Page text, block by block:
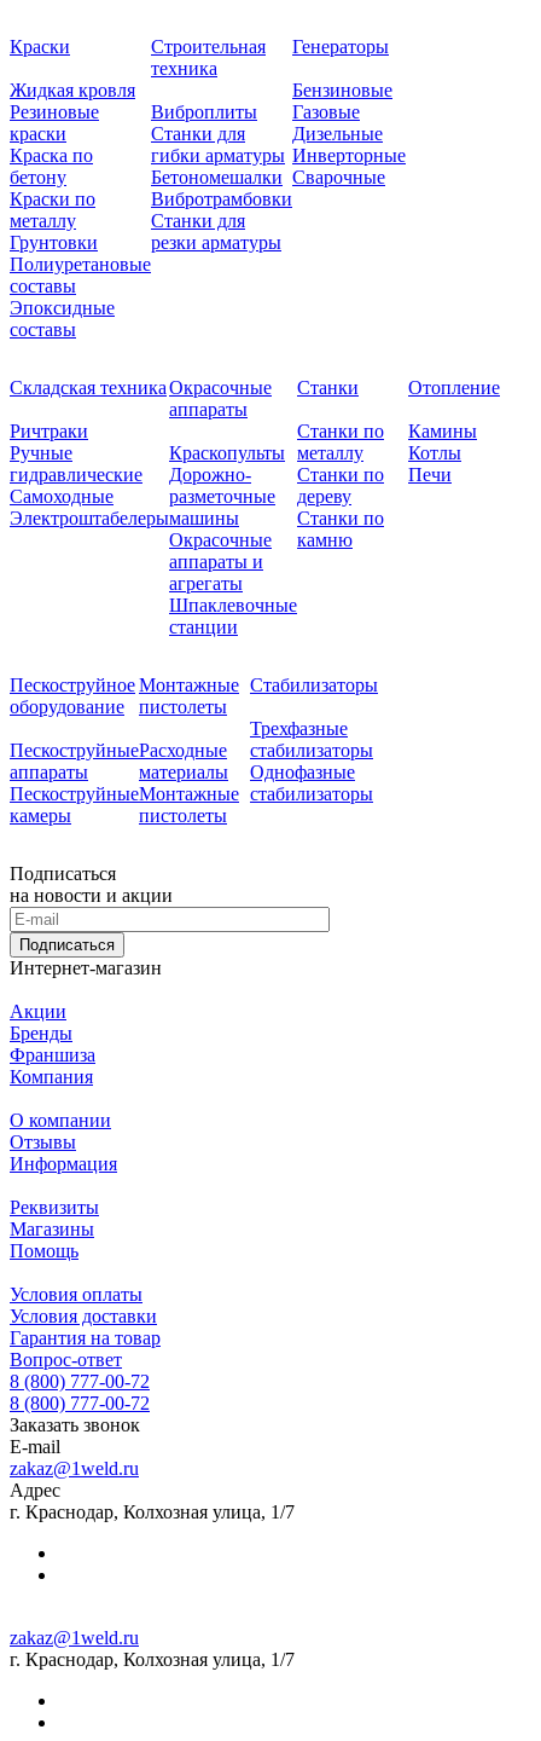
Краски
Жидкая кровля
Резиновые
краски
Краска по
бетону
Краски по
металлу
Грунтовки
Полиуретановые
составы
Эпоксидные
составы
Строительная
техника
Виброплиты
Станки для
гибки арматуры
Бетономешалки
Вибротрамбовки
Станки для
резки арматуры
Генераторы
Бензиновые
Газовые
Дизельные
Инверторные
Сварочные
Складская техника
Ричтраки
Ручные
гидравлические
Самоходные
Электроштабелеры
Окрасочные
аппараты
Краскопульты
Дорожно-
разметочные
машины
Окрасочные
аппараты и
агрегаты
Шпаклевочные
станции
Станки
Станки по
металлу
Станки по
дереву
Станки по
камню
Отопление
Камины
Котлы
Печи
Пескоструйное
оборудование
Пескоструйные
аппараты
Пескоструйные
камеры
Монтажные
пистолеты
Расходные
материалы
Монтажные
пистолеты
Стабилизаторы
Трехфазные
стабилизаторы
Однофазные
стабилизаторы
Подписаться
на новости и акции
Подписаться
Интернет-магазин
Акции
Бренды
Франшиза
Компания
О компании
Отзывы
Информация
Реквизиты
Магазины
Помощь
Условия оплаты
Условия доставки
Гарантия на товар
Вопрос-ответ
8 (800) 777-00-72
8 (800) 777-00-72
Заказать звонок
E-mail
zakaz@1weld.ru
Адрес
г. Краснодар, Колхозная улица, 1/7
zakaz@1weld.ru
г. Краснодар, Колхозная улица, 1/7